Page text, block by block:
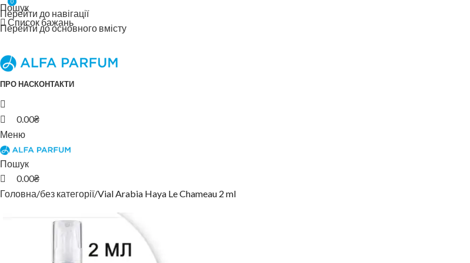
Перейти до навігації
Перейти до основного вмісту
Пошук
Список бажань
ПРО НАСКОНТАКТИ
0
0.00₴
Меню
Пошук
0
0.00₴
Головна без категорії Vial Arabia Haya Le Chameau 2 ml